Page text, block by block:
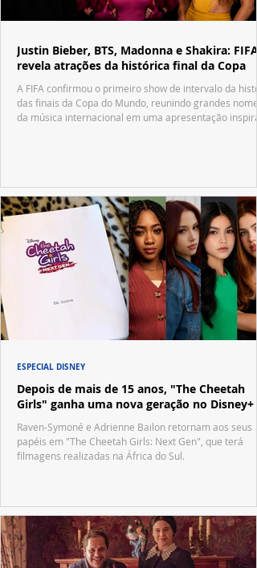
Justin Bieber, BTS, Madonna e Shakira: FIFA
revela atrações da histórica final da Copa
A FIFA confirmou o primeiro show de intervalo da
das finais da Copa do Mundo, reunindo grandes nomes
da música internacional em uma apresentação
Depois de mais de 15 anos, "The Cheetah
Girls" ganha uma nova geração no Disney+
Raven-Symoné e Adrienne Bailon retornam aos seus
papéis em "The Cheetah Girls: Next Gen", que terá
filmagens realizadas na África do Sul.
ESPECIAL DISNEY